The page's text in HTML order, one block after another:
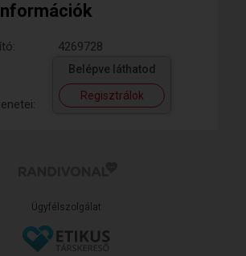
4269728
Belépve láthatod
Regisztrálok
Ügyfélszolgálat